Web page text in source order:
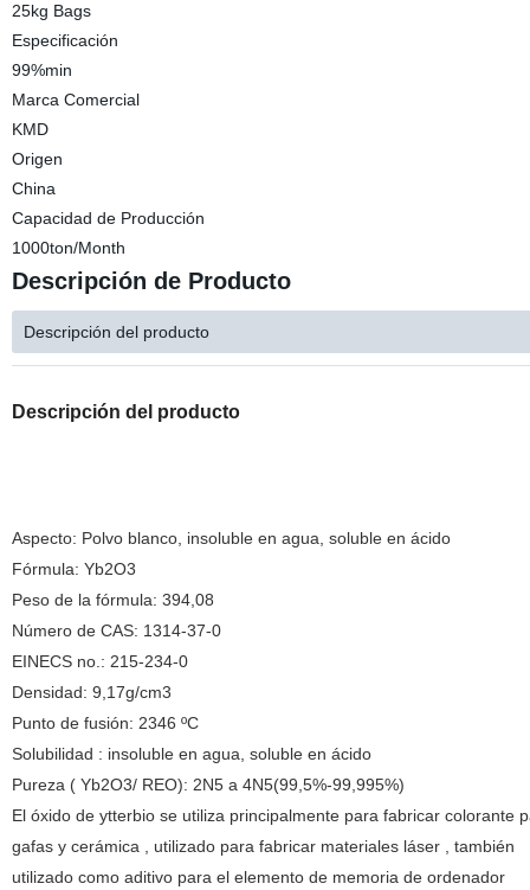
25kg Bags
Especificación
99%min
Marca Comercial
KMD
Origen
China
Capacidad de Producción
1000ton/Month
Descripción de Producto
Descripción del producto
Descripción del producto
Aspecto: Polvo blanco, insoluble en agua, soluble en ácido
Fórmula: Yb2O3
Peso de la fórmula: 394,08
Número de CAS: 1314-37-0
EINECS no.: 215-234-0
Densidad: 9,17g/cm3
Punto de fusión: 2346 ºC
Solubilidad : insoluble en agua, soluble en ácido
Pureza ( Yb2O3/ REO): 2N5 a 4N5(99,5%-99,995%)
El óxido de ytterbio se utiliza principalmente para fabricar colorante
gafas y cerámica , utilizado para fabricar materiales láser , también
utilizado como aditivo para el elemento de memoria de ordenador